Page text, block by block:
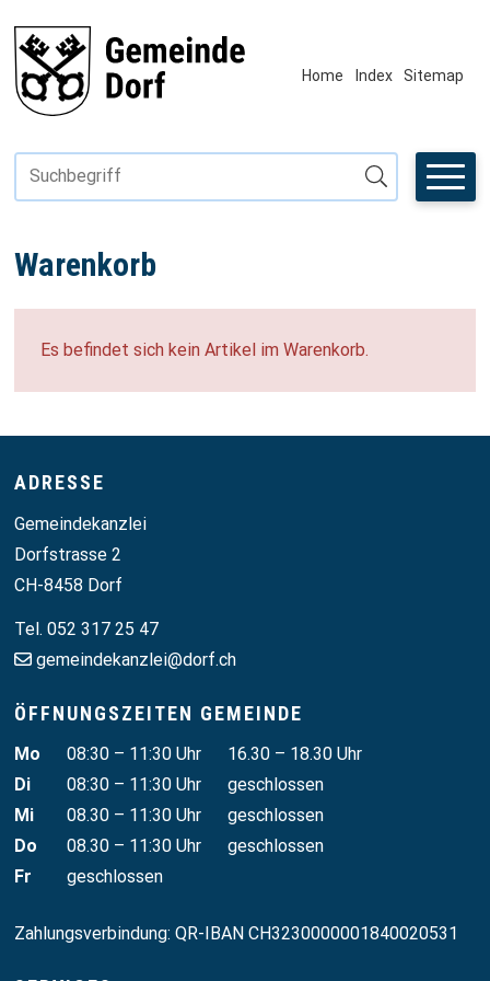
Navigieren in Fiktivhausen
Home Index Sitemap
Suchbegriff
Suche starten
Warenkorb
Es befindet sich kein Artikel im Warenkorb.
Footer
ADRESSE
Gemeindekanzlei
Dorfstrasse 2
CH-8458 Dorf
Tel. 052 317 25 47
gemeindekanzlei@dorf.ch
ÖFFNUNGSZEITEN GEMEINDE
Wochentag Vormittag Nachmittag
Mo 08:30 – 11:30 Uhr
16.30 – 18.30 Uhr
Di
08:30 – 11:30 Uhr
geschlossen
Mi
08.30 – 11:30 Uhr
geschlossen
Do
08.30 – 11:30 Uhr
geschlossen
Fr
geschlossen
Zahlungsverbindung: QR-IBAN CH3230000001840020531